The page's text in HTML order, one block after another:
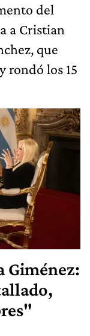
del
a Cristian
que
rondó los 15
Giménez: